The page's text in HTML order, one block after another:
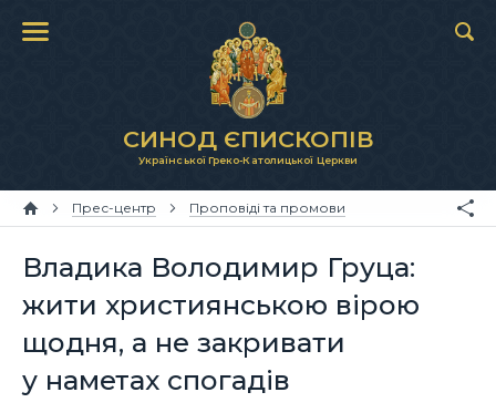
СИНОД ЄПИСКОПІВ
Української Греко-Католицької Церкви
Прес-центр Проповіді та промови
Владика Володимир Груца:
жити християнською вірою
щодня, а не закривати
у наметах спогадів